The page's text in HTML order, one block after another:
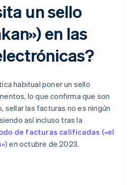
un sello
en las
habitual poner un sello
lo que confirma que son
sellar las facturas no es ningún
así incluso tras la
de facturas calificadas («el
) en octubre de 2023.